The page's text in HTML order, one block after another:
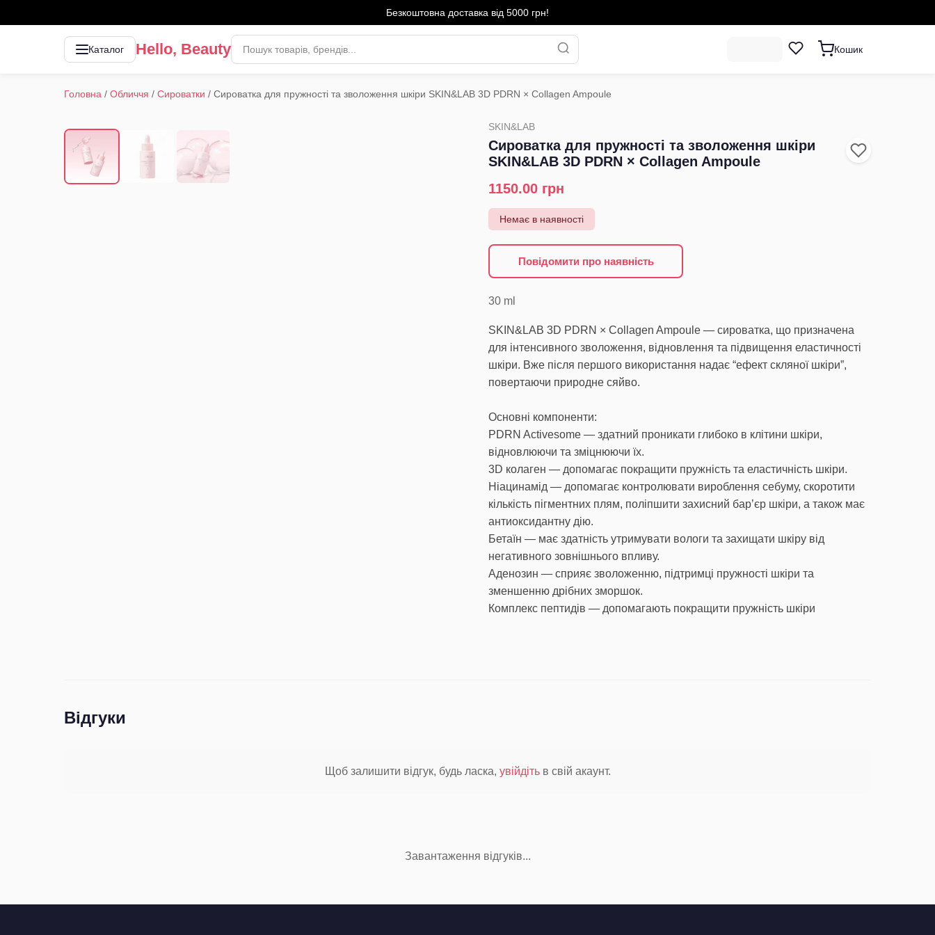
Безкоштовна доставка від 5000 грн!
Каталог Hello, Beauty Кошик
Головна / Обличчя / Сироватки / Сироватка для пружності та зволоження шкіри SKIN&LAB 3D PDRN × Collagen Ampoule
SKIN&LAB
Сироватка для пружності та зволоження шкіри
SKIN&LAB 3D PDRN × Collagen Ampoule
1150.00 грн
Немає в наявності
Повідомити про наявність
30 ml
SKIN&LAB 3D PDRN × Collagen Ampoule — сироватка, що призначена
для інтенсивного зволоження, відновлення та підвищення еластичності
шкіри. Вже після першого використання надає “ефект скляної шкіри”,
повертаючи природне сяйво.
Основні компоненти:
PDRN Activesome — здатний проникати глибоко в клітини шкіри,
відновлюючи та зміцнюючи їх.
3D колаген — допомагає покращити пружність та еластичність шкіри.
Ніацинамід — допомагає контролювати вироблення себуму, скоротити
кількість пігментних плям, поліпшити захисний бар’єр шкіри, а також має
антиоксидантну дію.
Бетаїн — має здатність утримувати вологи та захищати шкіру від
негативного зовнішнього впливу.
Аденозин — сприяє зволоженню, підтримці пружності шкіри та
зменшенню дрібних зморшок.
Комплекс пептидів — допомагають покращити пружність шкіри
Відгуки
Щоб залишити відгук, будь ласка, увійдітьв свій акаунт.
Завантаження відгуків...